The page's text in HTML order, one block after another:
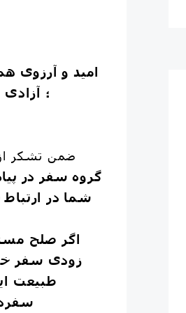
اميد و آرزوى
؛
ضمن تشکر از
گروه سفر در
شما در
اگر صلح
زودی سفر
طبیعت